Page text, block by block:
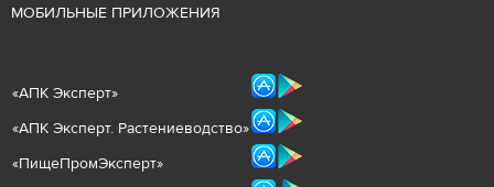
МОБИЛЬНЫЕ ПРИЛОЖЕНИЯ
«АПК Эксперт»
«АПК Эксперт. Растениеводство»
«ПищеПромЭксперт»